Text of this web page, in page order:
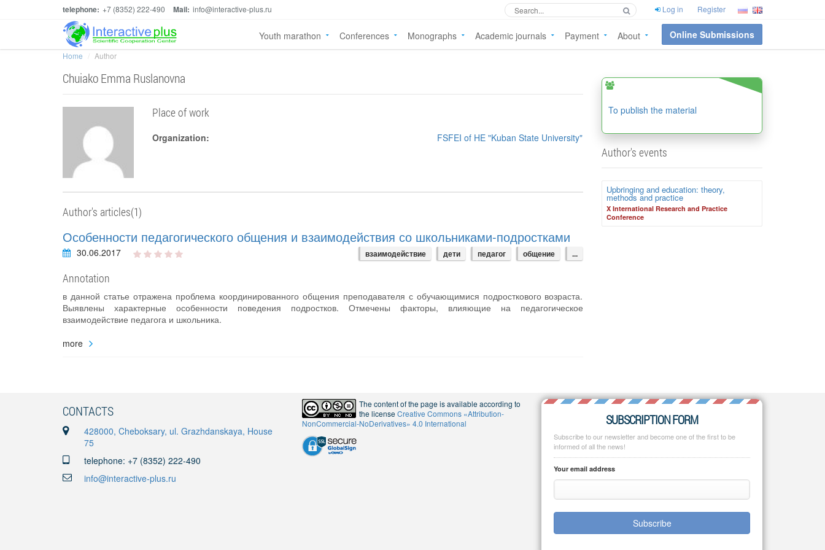
telephone: +7 (8352) 222-490 Mail: info@interactive-plus.ru Log in Register
Youth marathon Conferences Monographs Academic journals Payment About Online Submissions
Home Author
Chuiako Emma Ruslanovna
Place of work
Organization: FSFEI of HE "Kuban State University"
Author's articles(1)
Особенности педагогического общения и взаимодействия со школьниками-подростками
30.06.2017 взаимодействие дети педагог общение ...
Annotation
в данной статье отражена проблема координированного общения преподавателя с обучающимися подросткового возраста.
Выявлены характерные особенности поведения подростков. Отмечены факторы, влияющие на педагогическое
взаимодействие педагога и школьника.
more
To publish the material
Author's events
Upbringing and education: theory,
methods and practice
X International Research and Practice
Conference
CONTACTS
428000, Cheboksary, ul. Grazhdanskaya, House
75
telephone: +7 (8352) 222-490
info@interactive-plus.ru
The content of the page is available according to
the licenseCreative Commons «Attribution-
NonCommercial-NoDerivatives» 4.0 International
SUBSCRIPTION FORM
Subscribe to our newsletter and become one of the first to be
informed of all the news!
Your email address
Subscribe